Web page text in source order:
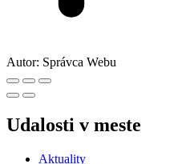
Autor: Správca Webu
Udalosti v meste
Aktuality